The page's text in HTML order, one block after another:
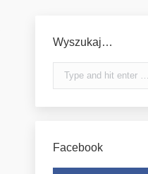
Wyszukaj…
Search:
Facebook